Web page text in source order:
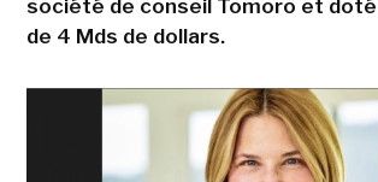
société de conseil Tomoro et
de 4 Mds de dollars.